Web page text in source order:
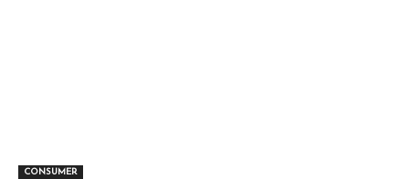
CONSUMER